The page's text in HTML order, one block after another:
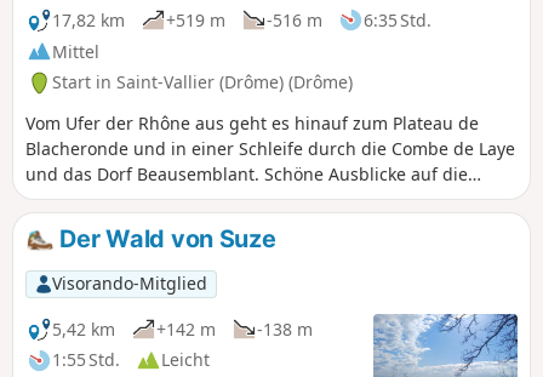
17,82 km
+519 m -516 m
6:35 Std.
Mittel
Start in Saint-Vallier (Drôme) (Drôme)
Vom Ufer der Rhône aus geht es hinauf zum Plateau de
Blacheronde und in einer Schleife durch die Combe de Laye
und das Dorf Beausemblant. Schöne Ausblicke auf die
Massive Pilat und Vercors sowie das Rhonetal. Der Park
entlang des Flusses La Galaure eignet sich für eine letzte
Pause.Der Wald von Suze
Visorando-Mitglied
5,42 km
+142 m
-138 m
1:55 Std.
Leicht